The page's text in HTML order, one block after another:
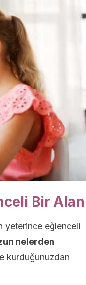
Bir Alan
yeterince eğlenceli
nelerden
kurduğunuzdan